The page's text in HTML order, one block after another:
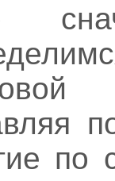
по